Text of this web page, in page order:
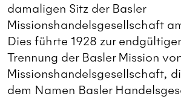
damaligen Sitz der Basler
Missionshandelsgesellschaft
Dies führte 1928 zur
Trennung der Basler Mission
Missionshandelsgesellschaft,
dem Namen Basler